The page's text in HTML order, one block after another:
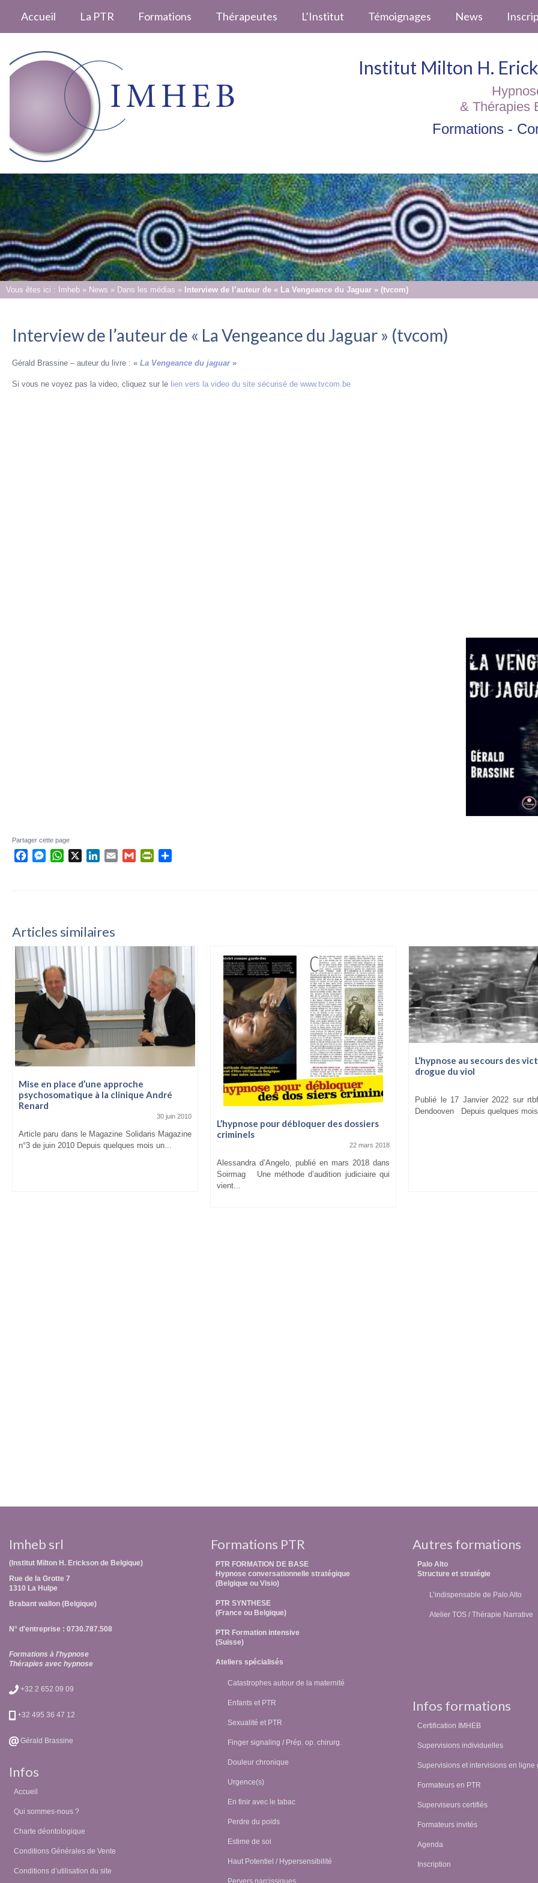
Accueil La PTR Formations Thérapeutes L’Institut Témoignages News
Institut Milton H.
& Thérapies
Formations -
Vous êtes ici : Imheb » News » Dans les médias » Interview de l’auteur de « La Vengeance du Jaguar » (tvcom)
Interview de l’auteur de « La Vengeance du Jaguar » (tvcom)
Gérald Brassine – auteur du livre : « La Vengeance du jaguar»
Si vous ne voyez pas la video, cliquez sur le lien vers la video du site sécurisé de www.tvcom.be
Partager cette page
FacebookMessenger
WhatsAppLinkedIn
Email Gmail PrintFriendly
Articles similaires
Mise en place d’une approche
psychosomatique à la clinique André
Renard
30 juin 2010
Article paru dans le Magazine Solidaris Magazine
n°3 de juin 2010 Depuis quelques mois un...
L’hypnose pour débloquer des dossiers
criminels
22 mars 2018
Alessandra d’Angelo, publié en mars 2018 dans
Soirmag Une méthode d’audition judiciaire qui
vient...
L’hypnose au secours des
drogue du viol
Publié le 17 Janvier 2022 sur
Dendooven Depuis quelques
Imheb srl
(Institut Milton H. Erickson de Belgique)
Rue de la Grotte 7
1310 La Hulpe
Brabant wallon (Belgique)
N° d'entreprise : 0730.787.508
Formations à l'hypnose
Thérapies avec hypnose
+32 2 652 09 09
+32 495 36 47 12
Gérald Brassine
Infos
Accueil
Qui sommes-nous ?
Charte déontologique
Conditions Générales de Vente
Conditions d’utilisation du site
Formations PTR
PTR FORMATION DE BASE
Hypnose conversationnelle stratégique
(Belgique ou Visio)
PTR SYNTHESE
(France ou Belgique)
PTR Formation intensive
(Suisse)
Ateliers spécialisés
Catastrophes autour de la maternité
Enfants et PTR
Sexualité et PTR
Finger signaling / Prép. op. chirurg.
Douleur chronique
Urgence(s)
En finir avec le tabac
Perdre du poids
Estime de soi
Haut Potentiel / Hypersensibilité
Pervers narcissiques
Autres formations
Palo Alto
Structure et stratégie
L’indispensable de Palo Alto
Atelier TOS / Thérapie Narrative
Infos formations
Certification IMHEB
Supervisions individuelles
Supervisions et intervisions en ligne
Formateurs en PTR
Superviseurs certifiés
Formateurs invités
Agenda
Inscription